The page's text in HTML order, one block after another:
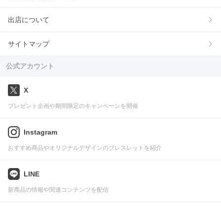
出店について
サイトマップ
公式アカウント
X
プレゼント企画や期間限定のキャンペーンを開催
Instagram
おすすめ商品やオリジナルデザインのブレスレットを紹介
LINE
新商品の情報や関連コンテンツを配信